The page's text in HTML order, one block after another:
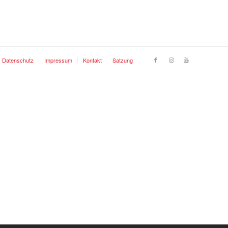
Datenschutz Impressum Kontakt Satzung